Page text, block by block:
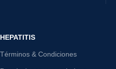
HEPATITIS
Términos & Condiciones